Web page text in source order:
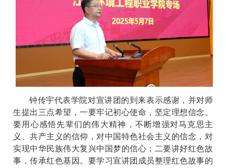
钟传宇代表学院对宣讲团的到来表示感谢，并对师
生提出三点希望，一要牢记初心使命，坚定理想信念。
要用心感悟先辈们的伟大精神，不断增强对马克思主
义、共产主义的信仰，对中国特色社会主义的信念，对
实现中华民族伟大复兴中国梦的信心；二要讲好红色故
事，传承红色基因。要学习宣讲团成员整理红色故事的